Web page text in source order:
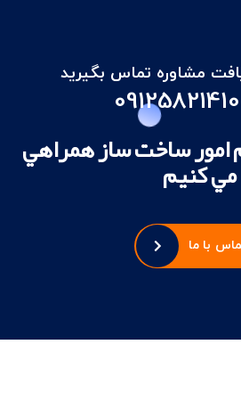
مشاوره تماس بگيريد
09125821410
امور ساخت ساز همراهي
مي کنيم
با ما